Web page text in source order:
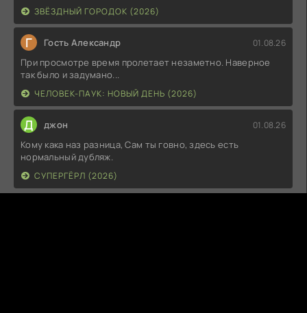
ЗВЁЗДНЫЙ ГОРОДОК (2026)
Г Гость Александр 01.08.26
При просмотре время пролетает незаметно. Наверное
так было и задумано...
ЧЕЛОВЕК-ПАУК: НОВЫЙ ДЕНЬ (2026)
Д джон 01.08.26
Кому кака наз разница, Сам ты говно, здесь есть
нормальный дубляж.
СУПЕРГЁРЛ (2026)